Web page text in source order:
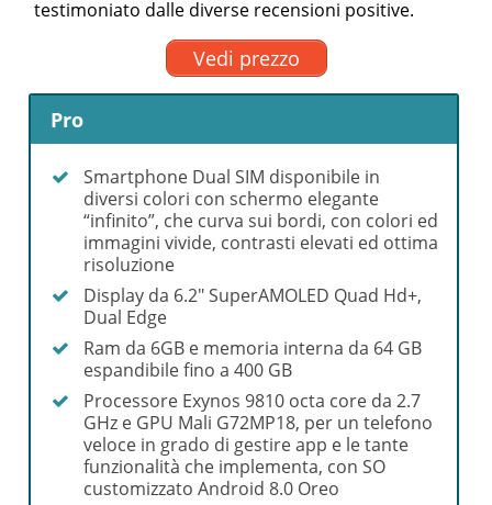
testimoniato dalle diverse recensioni positive.
Vedi prezzo
Pro
Smartphone Dual SIM disponibile in
diversi colori con schermo elegante
“infinito”, che curva sui bordi, con colori ed
immagini vivide, contrasti elevati ed ottima
risoluzione
Display da 6.2″ SuperAMOLED Quad Hd+,
Dual Edge
Ram da 6GB e memoria interna da 64 GB
espandibile fino a 400 GB
Processore Exynos 9810 octa core da 2.7
GHz e GPU Mali G72MP18, per un telefono
veloce in grado di gestire app e le tante
funzionalità che implementa, con SO
customizzato Android 8.0 Oreo